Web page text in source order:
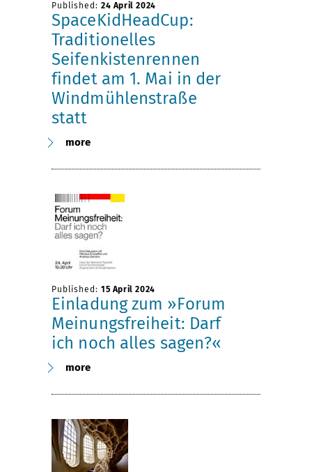
Published: 24 April 2024
SpaceKidHeadCup:
Traditionelles
Seifenkistenrennen
findet am 1. Mai in der
Windmühlenstraße
statt
more
Published: 15 April 2024
Einladung zum »Forum
Meinungsfreiheit: Darf
ich noch alles sagen?«
more